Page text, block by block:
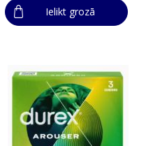
Ielikt grozā